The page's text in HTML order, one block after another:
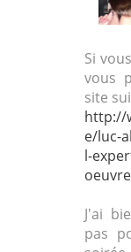
Si
vous
site
http://
e/luc-
l-
J'ai
pas